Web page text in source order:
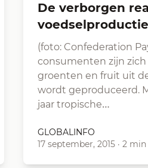
De verborgen realiteit van
voedselproductie
(foto: Confederation
consumenten zijn
groenten en fruit uit
wordt geproduceerd.
jaar tropische…
GLOBALINFO
17 september, 2015 · 2 min